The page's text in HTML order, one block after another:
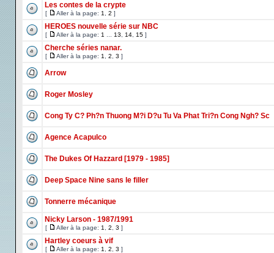
Les contes de la crypte
[ Aller à la page: 1 2 ]
HEROES nouvelle série sur NBC
[ Aller à la page: 1 13 14 15 ]
Cherche séries nanar.
[ Aller à la page: 1 2 3 ]
Arrow
Roger Mosley
Cong Ty C? Ph?n Thuong M?i D?u Tu Va Phat Tri?n Cong Ngh? Sc
Agence Acapulco
The Dukes Of Hazzard [1979 - 1985]
Deep Space Nine sans le filler
Tonnerre mécanique
Nicky Larson - 1987/1991
[ Aller à la page: 1 2 3 ]
Hartley coeurs à vif
[ Aller à la page: 1 2 3 ]